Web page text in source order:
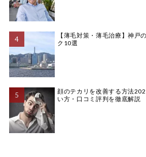
【薄毛対策・薄毛治療】神戸
ク10選
顔のテカリを改善する方法
い方・口コミ評判を徹底解説